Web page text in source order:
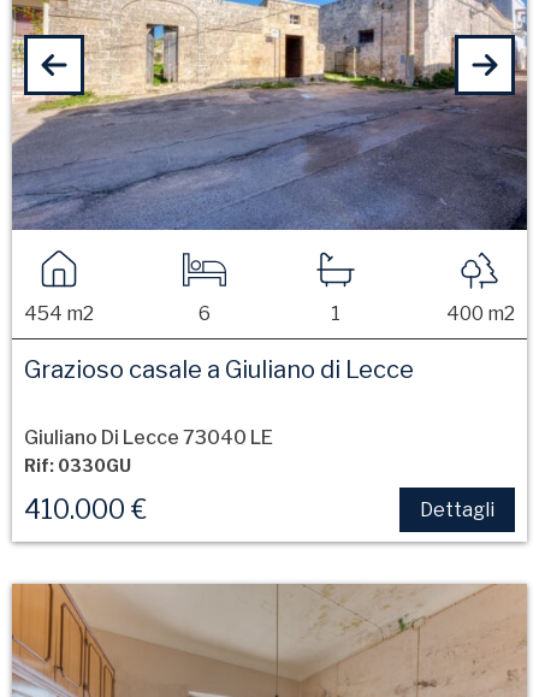
454 m2 6 1 400 m2
Grazioso casale a Giuliano di Lecce
Giuliano Di Lecce 73040 LE
Rif: 0330GU
410.000 € Dettagli